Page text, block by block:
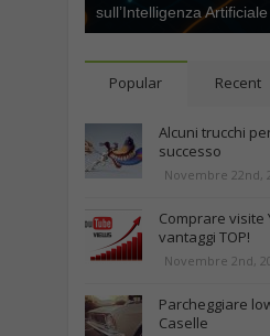
sull’Intelligenza Artificiale
Popular Recent
Alcuni trucchi
successo
Novembre 22nd,
Comprare visite
vantaggi TOP!
Novembre 2nd,
Parcheggiare
Caselle